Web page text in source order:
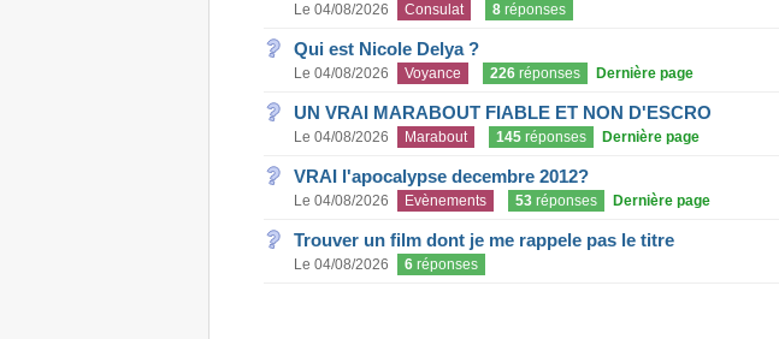
Le 04/08/2026 Consulat 8réponses
Qui est Nicole Delya ?
Le 04/08/2026 Voyance 226réponses Dernière page
UN VRAI MARABOUT FIABLE ET NON D'ESCRO
Le 04/08/2026 Marabout 145réponses Dernière page
VRAI l'apocalypse decembre 2012?
Le 04/08/2026 Evènements 53réponses Dernière page
Trouver un film dont je me rappele pas le titre
Le 04/08/2026 6réponses